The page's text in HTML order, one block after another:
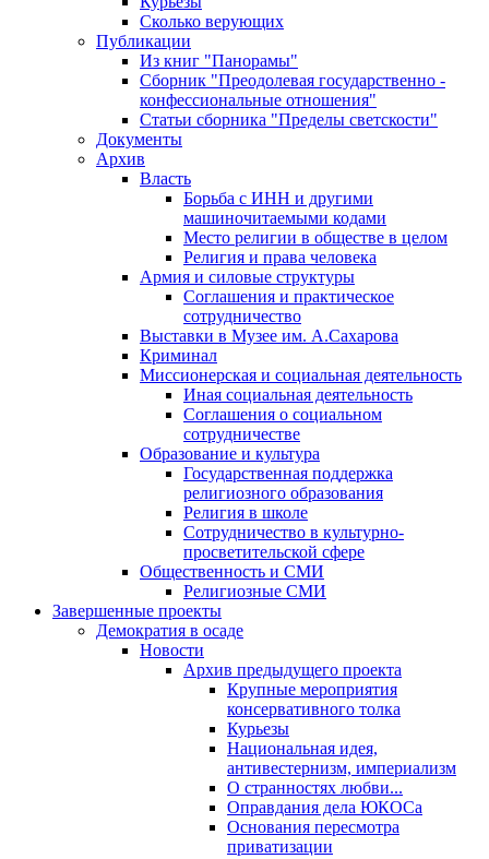
Сколько верующих
Публикации
Из книг "Панорамы"
Сборник "Преодолевая государственно -
конфессиональные отношения"
Статьи сборника "Пределы светскости"
Документы
Архив
Власть
Борьба с ИНН и другими
машиночитаемыми кодами
Место религии в обществе в целом
Религия и права человека
Армия и силовые структуры
Соглашения и практическое
сотрудничество
Выставки в Музее им. А.Сахарова
Криминал
Миссионерская и социальная деятельность
Иная социальная деятельность
Соглашения о социальном
сотрудничестве
Образование и культура
Государственная поддержка
религиозного образования
Религия в школе
Сотрудничество в культурно-
просветительской сфере
Общественность и СМИ
Религиозные СМИ
Завершенные проекты
Демократия в осаде
Новости
Архив предыдущего проекта
Крупные мероприятия
консервативного толка
Курьезы
Национальная идея,
антивестернизм, империализм
О странностях любви...
Оправдания дела ЮКОСа
Основания пересмотра
приватизации